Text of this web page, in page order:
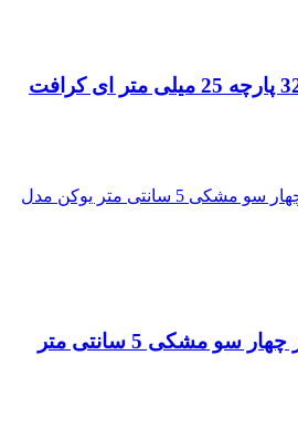
کیت نوک پیچ گوشتی 32 پارچه 25 میلی متر ای کرافت
نوک پیچ گوشتی دو سر چهار سو مشکی 5 سانتی متر